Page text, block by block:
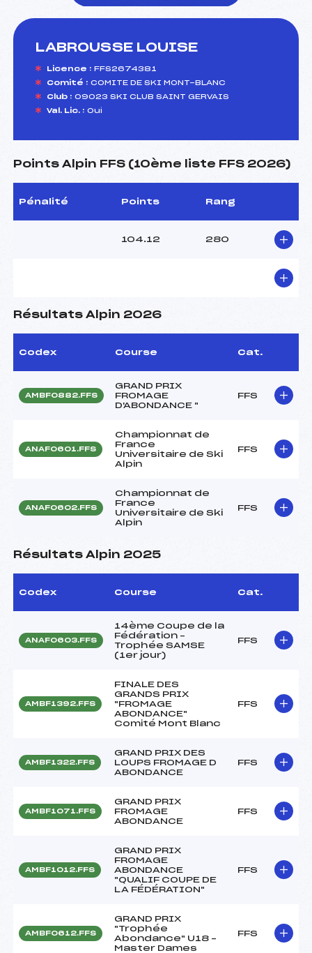
LABROUSSE LOUISE
Licence : FFS2674381
Comité : COMITE DE SKI MONT-BLANC
Club : 09023 SKI CLUB SAINT GERVAIS
Val. Lic. : Oui
Points Alpin FFS (10ème liste FFS 2026)
Pénalité Points Rang
104.12 280
Résultats Alpin 2026
Codex Course Cat.
AMBF0882.FFS
GRAND PRIX
FROMAGE
D'ABONDANCE "
FFS
ANAF0601.FFS
Championnat de
France
Universitaire de Ski
Alpin
FFS
ANAF0602.FFS
Championnat de
France
Universitaire de Ski
Alpin
FFS
Résultats Alpin 2025
Codex Course Cat.
ANAF0603.FFS
14ème Coupe de la
Fédération –
Trophée SAMSE
(1er jour)
FFS
AMBF1392.FFS
FINALE DES
GRANDS PRIX
"FROMAGE
ABONDANCE"
Comité Mont Blanc
FFS
AMBF1322.FFS
GRAND PRIX DES
LOUPS FROMAGE D
ABONDANCE
FFS
AMBF1071.FFS
GRAND PRIX
FROMAGE
ABONDANCE
FFS
AMBF1012.FFS
GRAND PRIX
FROMAGE
ABONDANCE
"QUALIF COUPE DE
LA FÉDÉRATION"
FFS
AMBF0612.FFS
GRAND PRIX
"Trophée
Abondance" U18 –
Master Dames
FFS